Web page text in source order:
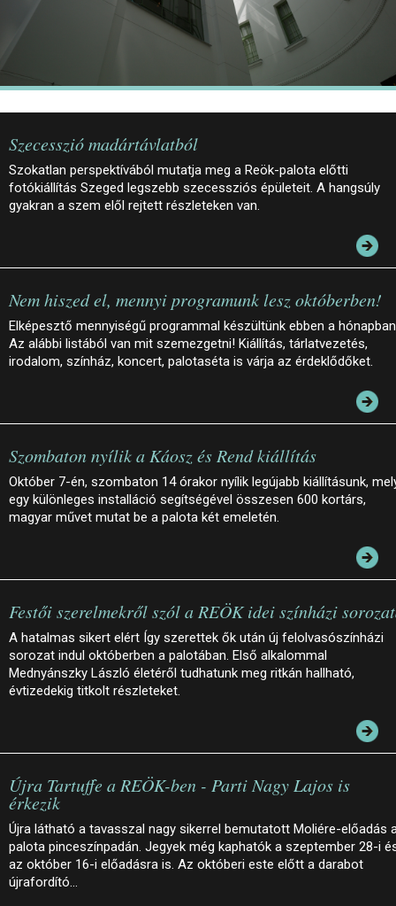
Szecesszió madártávlatból
Szokatlan perspektívából mutatja meg a Reök-palota előtti
fotókiállítás Szeged legszebb szecessziós épületeit. A hangsúly
gyakran a szem elől rejtett részleteken van.
Nem hiszed el, mennyi programunk lesz októberben!
Elképesztő mennyiségű programmal készültünk ebben a
Az alábbi listából van mit szemezgetni! Kiállítás, tárlatvezetés,
irodalom, színház, koncert, palotaséta is várja az érdeklődőket.
Szombaton nyílik a Káosz és Rend kiállítás
Október 7-én, szombaton 14 órakor nyílik legújabb kiállításunk,
egy különleges installáció segítségével összesen 600 kortárs,
magyar művet mutat be a palota két emeletén.
Festői szerelmekről szól a REÖK idei színházi
A hatalmas sikert elért Így szerettek ők után új felolvasószínházi
sorozat indul októberben a palotában. Első alkalommal
Mednyánszky László életéről tudhatunk meg ritkán hallható,
évtizedekig titkolt részleteket.
Újra Tartuffe a REÖK-ben - Parti Nagy Lajos is
érkezik
Újra látható a tavasszal nagy sikerrel bemutatott Moliére-előadás
palota pinceszínpadán. Jegyek még kaphatók a szeptember 28-i
az október 16-i előadásra is. Az októberi este előtt a darabot
újrafordító…